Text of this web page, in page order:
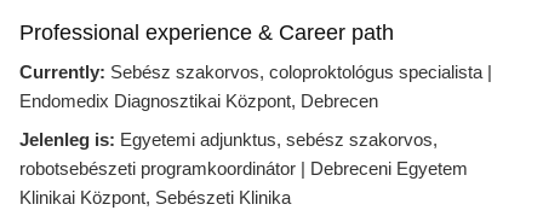
Professional experience & Career path
Currently: Sebész szakorvos, coloproktológus specialista |
Endomedix Diagnosztikai Központ, Debrecen
Jelenleg is: Egyetemi adjunktus, sebész szakorvos,
robotsebészeti programkoordinátor | Debreceni Egyetem
Klinikai Központ, Sebészeti Klinika